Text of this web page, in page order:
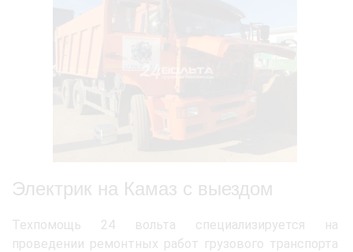
Электрик на Камаз с выездом
Техпомощь 24 вольта специализируется на
проведении ремонтных работ грузового транспорта